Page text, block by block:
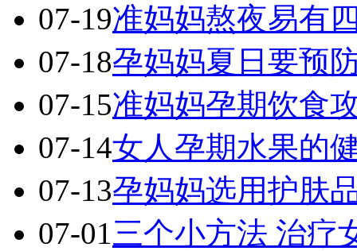
07-19准妈妈熬夜易有
07-18孕妈妈夏日要预
07-15准妈妈孕期饮食
07-14女人孕期水果的
07-13孕妈妈选用护肤
07-01三个小方法 治疗